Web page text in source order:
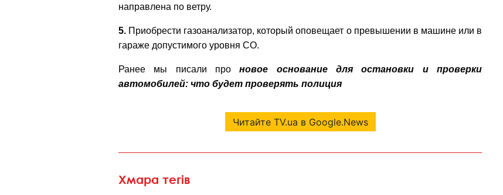
направлена по ветру.
5. Приобрести газоанализатор, который оповещает о превышении в машине или в
гараже допустимого уровня СО.
Ранее мы писали проновое основание для остановки и проверки
автомобилей: что будет проверять полиция
Читайте TV.ua в Google.News
Хмара тегів